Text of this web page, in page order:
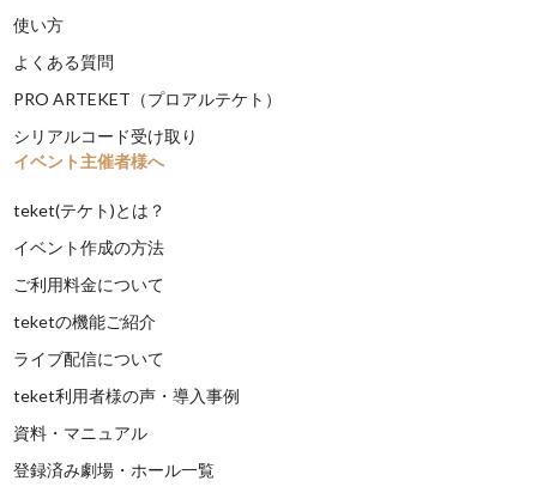
使い方
よくある質問
PRO ARTEKET（プロアルテケト）
シリアルコード受け取り
イベント主催者様へ
teket(テケト)とは？
イベント作成の方法
ご利用料金について
teketの機能ご紹介
ライブ配信について
teket利用者様の声・導入事例
資料・マニュアル
登録済み劇場・ホール一覧